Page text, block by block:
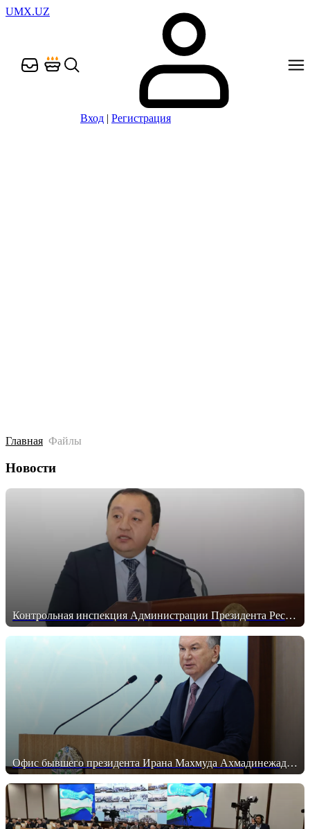
UMX.UZ
Вход | Регистрация
Главная Файлы
Новости
Контрольная инспекция Администрации Президента Республики Узбекистан упразднена, её руководитель Саидлазиз Саидкаримов подвергся критике гла
Офис бывшего президента Ирана Махмуда Ахмадинежада категорически опроверг распространившиеся сообщения о его убийстве. Официальное заявление